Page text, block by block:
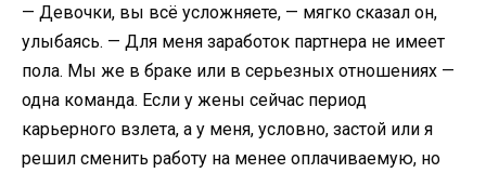
— Девочки, вы всё усложняете, — мягко сказал он,
улыбаясь. — Для меня заработок партнера не имеет
пола. Мы же в браке или в серьезных отношениях —
одна команда. Если у жены сейчас период
карьерного взлета, а у меня, условно, застой или я
решил сменить работу на менее оплачиваемую, но